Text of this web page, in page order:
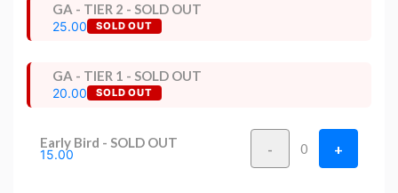
GA - TIER 2 - SOLD OUT
25.00 SOLD OUT
GA - TIER 1 - SOLD OUT
20.00 SOLD OUT
Early Bird - SOLD OUT
15.00 - 0 +